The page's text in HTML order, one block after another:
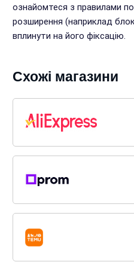
ознайомтеся з правилами
розширення (наприклад
вплинути на його фіксацію.
Схожі магазини